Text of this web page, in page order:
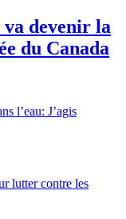
devenir la
du Canada
l’eau: J’agis
lutter contre les